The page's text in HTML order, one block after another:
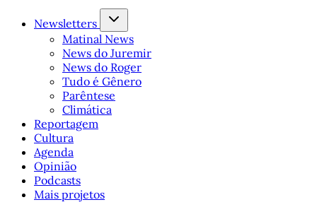
Newsletters
Matinal News
News do Juremir
News do Roger
Tudo é Gênero
Parêntese
Climática
Reportagem
Cultura
Agenda
Opinião
Podcasts
Mais projetos